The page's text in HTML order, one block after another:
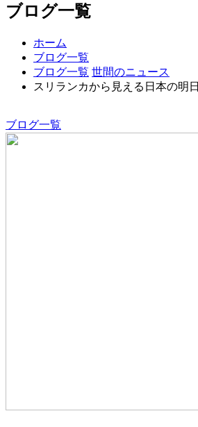
ブログ一覧
ホーム
ブログ一覧
ブログ一覧 世間のニュース
スリランカから見える日本の明日
ブログ一覧